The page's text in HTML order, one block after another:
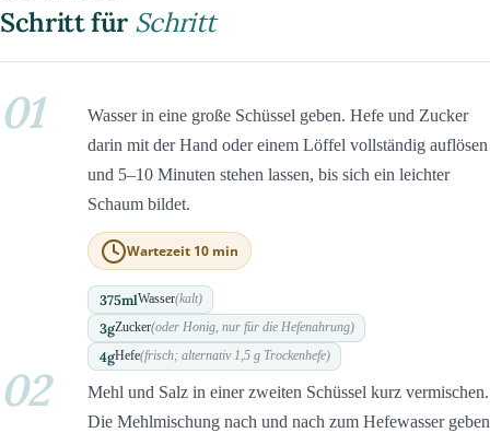
Schritt für Schritt
01
Wasser in eine große Schüssel geben. Hefe und Zucker
darin mit der Hand oder einem Löffel vollständig auflösen
und 5–10 Minuten stehen lassen, bis sich ein leichter
Schaum bildet.
Wartezeit 10 min
375mlWasser(kalt)
3gZucker(oder Honig, nur für die Hefenahrung)
4gHefe(frisch; alternativ 1,5 g Trockenhefe)
02
Mehl und Salz in einer zweiten Schüssel kurz vermischen.
Die Mehlmischung nach und nach zum Hefewasser geben